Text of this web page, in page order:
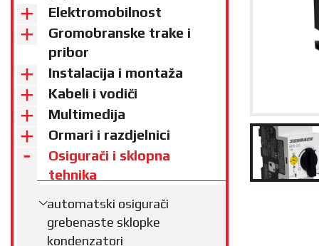
Elektromobilnost
Gromobranske trake i
pribor
Instalacija i montaža
Kabeli i vodiči
Multimedija
Ormari i razdjelnici
Osigurači i sklopna
tehnika
automatski osigurači
grebenaste sklopke
kondenzatori